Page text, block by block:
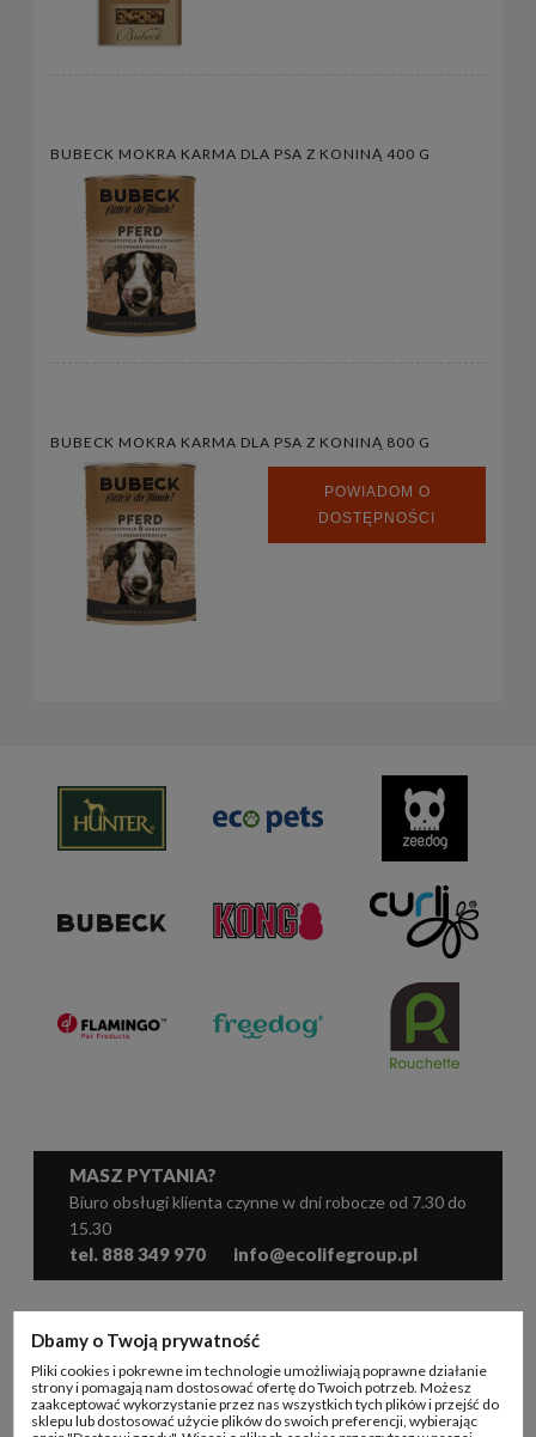
BUBECK MOKRA KARMA DLA PSA Z KONINĄ 400 G
BUBECK MOKRA KARMA DLA PSA Z KONINĄ 800 G
POWIADOM O
DOSTĘPNOŚCI
MASZ PYTANIA?
Biuro obsługi klienta czynne w dni robocze od 7.30 do
15.30
tel. 888 349 970 info@ecolifegroup.pl
KONTO B2B
Dbamy o Twoją prywatność
Pliki cookies i pokrewne im technologie umożliwiają poprawne działanie
strony i pomagają nam dostosować ofertę do Twoich potrzeb. Możesz
zaakceptować wykorzystanie przez nas wszystkich tych plików i przejść do
sklepu lub dostosować użycie plików do swoich preferencji, wybierając